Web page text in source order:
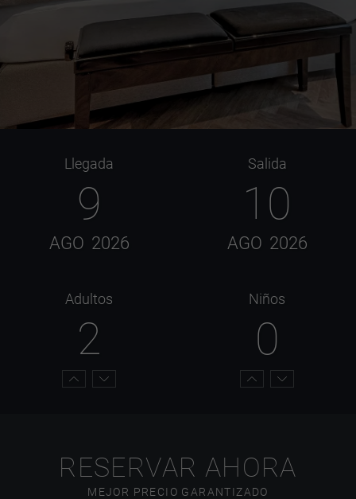
Llegada
9
AGO 2026
Salida
10
AGO 2026
Adultos
2
Niños
0
RESERVAR AHORA
MEJOR PRECIO GARANTIZADO